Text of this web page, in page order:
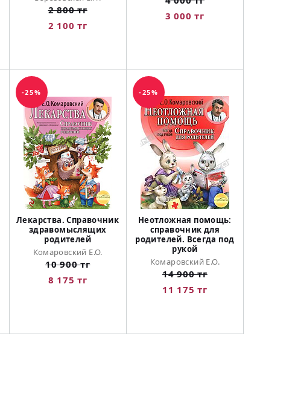
2 800 тг
2 100 тг
3 000 тг
-25%
Лекарства. Справочник
здравомыслящих
родителей
Комаровский Е.О.
10 900 тг
8 175 тг
-25%
Неотложная помощь:
справочник для
родителей. Всегда под
рукой
Комаровский Е.О.
14 900 тг
11 175 тг